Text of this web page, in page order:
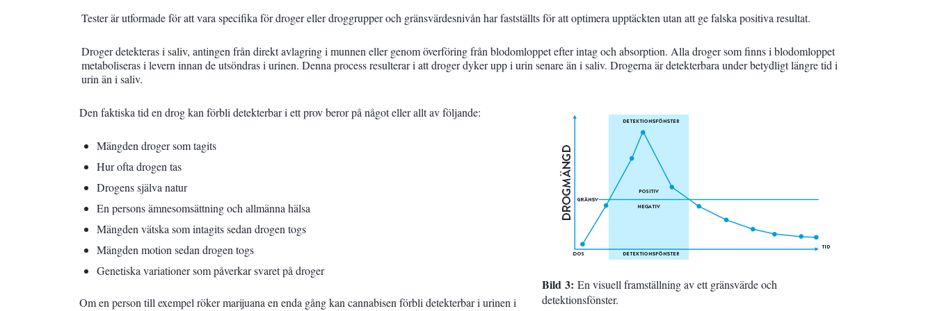
Tester är utformade för att vara specifika för droger eller droggrupper och gränsvärdesnivån har fastställts för att optimera upptäckten utan att ge falska positiva resultat.
Droger detekteras i saliv, antingen från direkt avlagring i munnen eller genom överföring från blodomloppet efter intag och absorption. Alla droger som finns i blodomloppet
metaboliseras i levern innan de utsöndras i urinen. Denna process resulterar i att droger dyker upp i urin senare än i saliv. Drogerna är detekterbara under betydligt längre tid i
urin än i saliv.
Den faktiska tid en drog kan förbli detekterbar i ett prov beror på något eller allt av följande:
Mängden droger som tagits
Hur ofta drogen tas
Drogens själva natur
En persons ämnesomsättning och allmänna hälsa
Mängden vätska som intagits sedan drogen togs
Mängden motion sedan drogen togs
Genetiska variationer som påverkar svaret på droger
Om en person till exempel röker marijuana en enda gång kan cannabisen förbli detekterbar i urinen i
Bild 3: En visuell framställning av ett gränsvärde och
detektionsfönster.